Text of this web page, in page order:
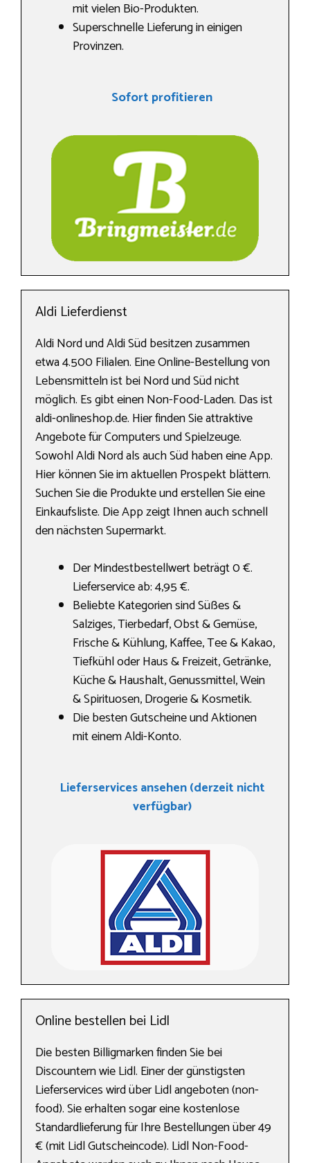
mit vielen Bio-Produkten.
Superschnelle Lieferung in einigen
Provinzen.
Sofort profitieren
Aldi Lieferdienst
Aldi Nord und Aldi Süd besitzen zusammen
etwa 4.500 Filialen. Eine Online-Bestellung von
Lebensmitteln ist bei Nord und Süd nicht
möglich. Es gibt einen Non-Food-Laden. Das ist
aldi-onlineshop.de. Hier finden Sie attraktive
Angebote für Computers und Spielzeuge.
Sowohl Aldi Nord als auch Süd haben eine App.
Hier können Sie im aktuellen Prospekt blättern.
Suchen Sie die Produkte und erstellen Sie eine
Einkaufsliste. Die App zeigt Ihnen auch schnell
den nächsten Supermarkt.
Der Mindestbestellwert beträgt 0 €.
Lieferservice ab: 4,95 €.
Beliebte Kategorien sind Süßes &
Salziges, Tierbedarf, Obst & Gemüse,
Frische & Kühlung, Kaffee, Tee & Kakao,
Tiefkühl oder Haus & Freizeit, Getränke,
Küche & Haushalt, Genussmittel, Wein
& Spirituosen, Drogerie & Kosmetik.
Die besten Gutscheine und Aktionen
mit einem Aldi-Konto.
Lieferservices ansehen (derzeit nicht
verfügbar)
Online bestellen bei Lidl
Die besten Billigmarken finden Sie bei
Discountern wie Lidl. Einer der günstigsten
Lieferservices wird über Lidl angeboten (non-
food). Sie erhalten sogar eine kostenlose
Standardlieferung für Ihre Bestellungen über 49
€ (mit Lidl Gutscheincode). Lidl Non-Food-